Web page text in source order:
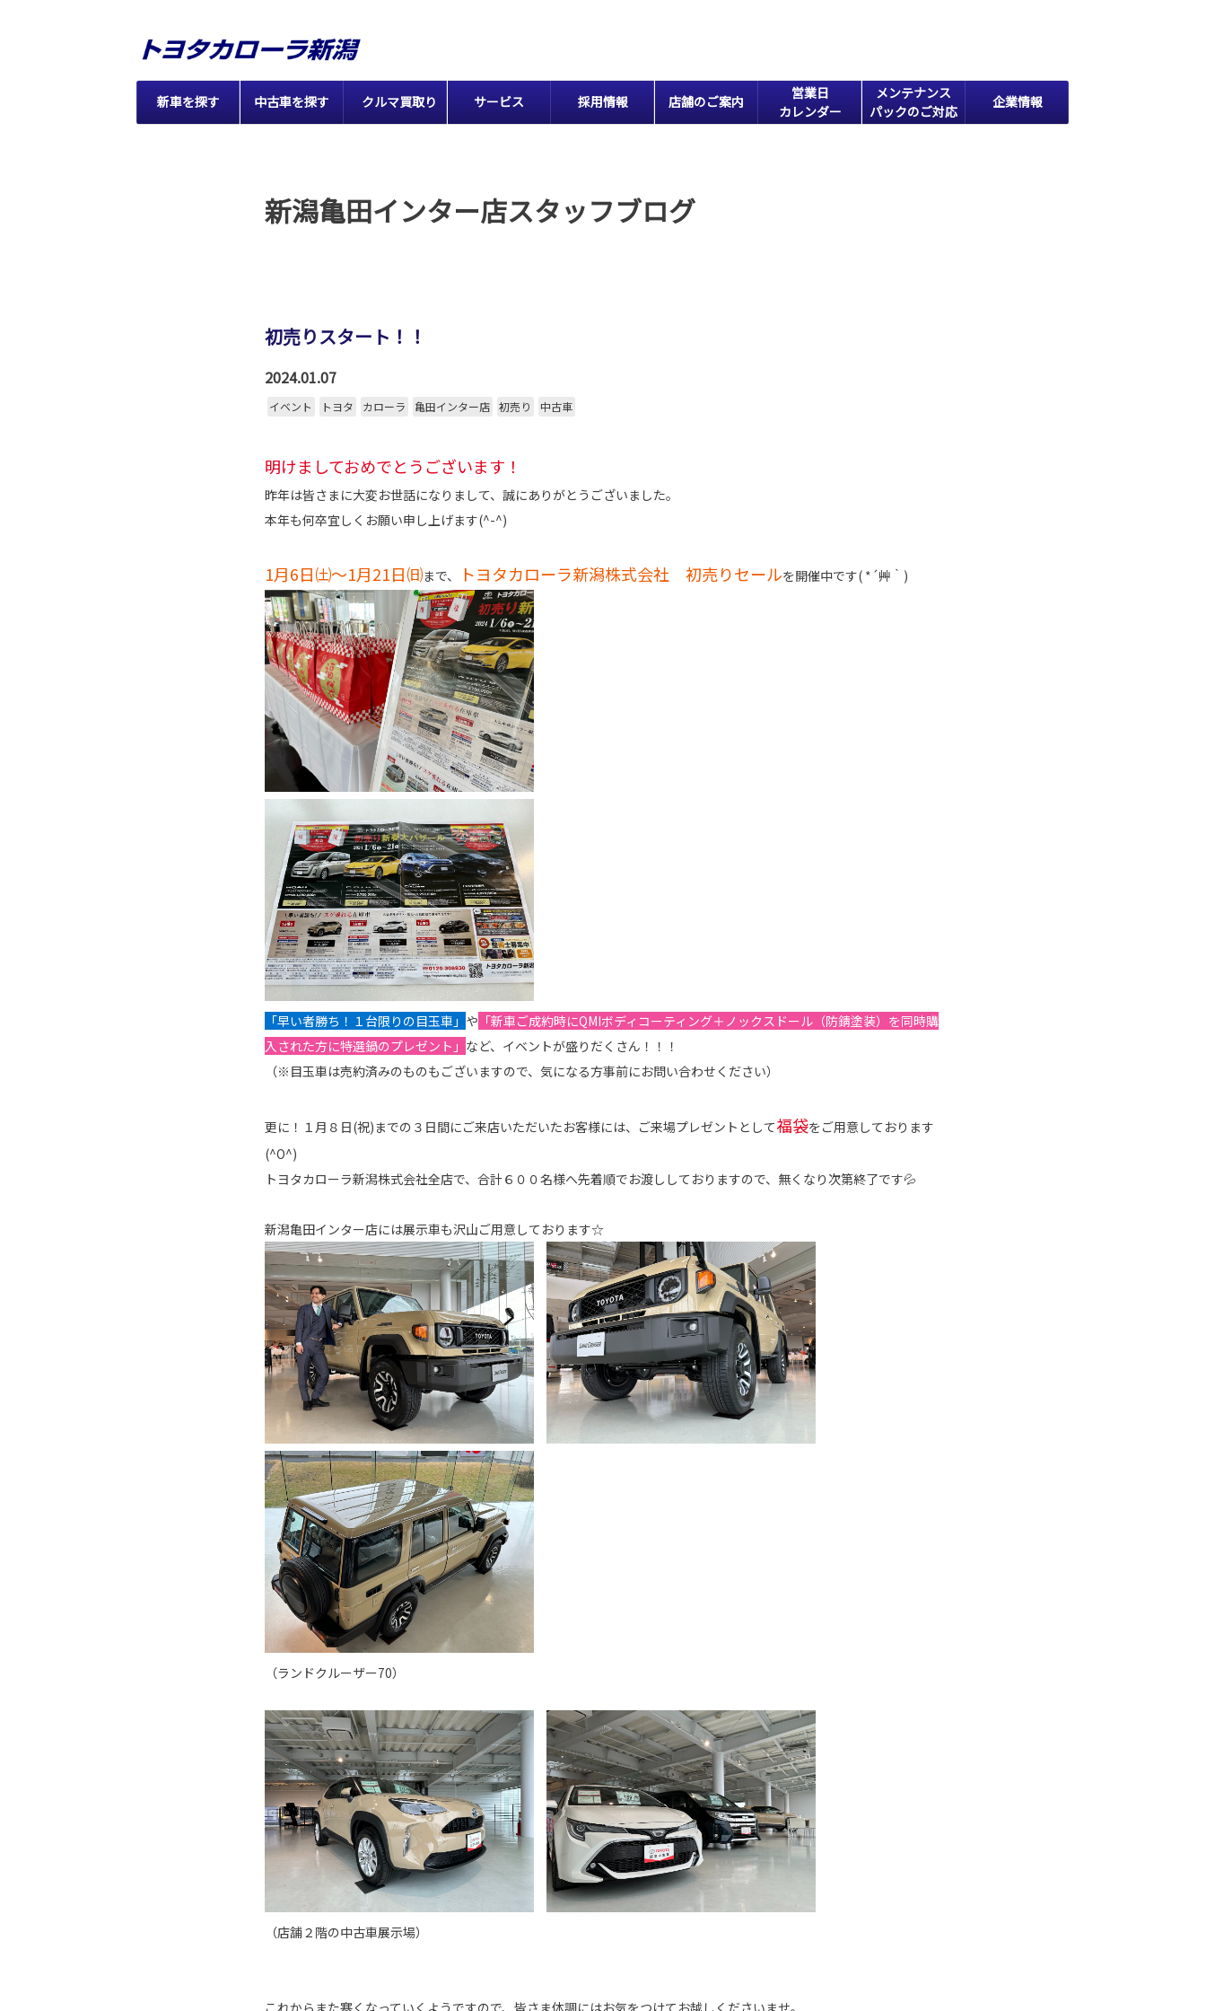
新車を探す 中古車を探す クルマ買取り サービス 採用情報 店舗のご案内
営業日
カレンダー
メンテナンス
パックのご対応
企業情報
新潟亀田インター店スタッフブログ
初売りスタート！！
2024.01.07
イベント トヨタ カローラ 亀田インター店 初売り 中古車
明けましておめでとうございます！
昨年は皆さまに大変お世話になりまして、誠にありがとうございました。
本年も何卒宜しくお願い申し上げます(^-^)
1月6日㈯～1月21日㈰まで、 トヨタカローラ新潟株式会社 初売りセールを開催中です( *´艸｀)
「早い者勝ち！１台限りの目玉車」 や 「新車ご成約時にQMIボディコーティング＋ノックスドール（防錆塗装）を同時購
入された方に特選鍋のプレゼント」 など、イベントが盛りだくさん！！！
（※目玉車は売約済みのものもございますので、気になる方事前にお問い合わせください）
更に！１月８日(祝)までの３日間にご来店いただいたお客様には、ご来場プレゼントとして福袋をご用意しております
(^O^)
トヨタカローラ新潟株式会社全店で、合計６００名様へ先着順でお渡ししておりますので、無くなり次第終了です💦
新潟亀田インター店には展示車も沢山ご用意しております☆
（ランドクルーザー70）
（店舗２階の中古車展示場）